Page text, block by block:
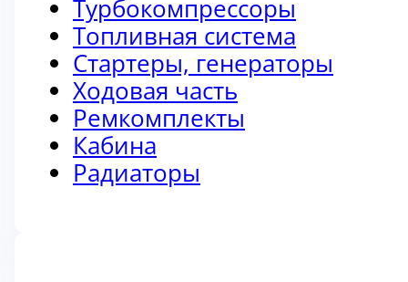
Турбокомпрессоры
Топливная система
Стартеры, генераторы
Ходовая часть
Ремкомплекты
Кабина
Радиаторы